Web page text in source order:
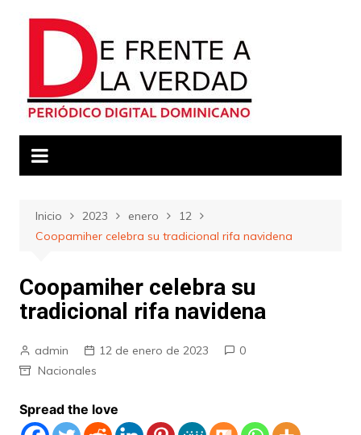
Inicio 2023 enero
12
Coopamiher celebra su tradicional rifa navidena
Coopamiher celebra su
tradicional rifa navidena
admin 12 de enero de 2023
0
Nacionales
Spread the love